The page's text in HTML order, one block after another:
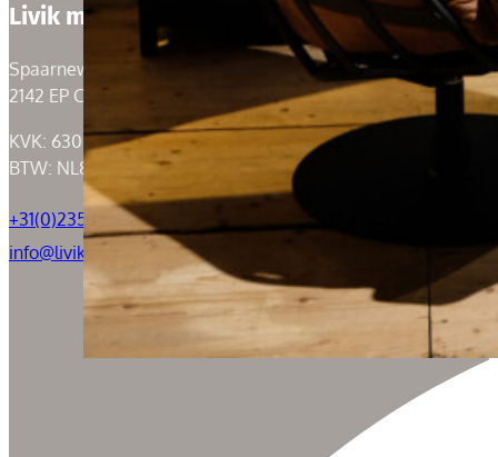
Livik meubelen
Spaarneweg 59
2142 EP Cruquius
KVK: 63004526
BTW: NL855050184B01
+31(0)235294739
info@livik.nl